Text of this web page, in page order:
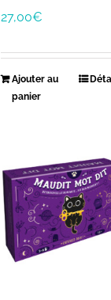
27,00€
Ajouter au
panier